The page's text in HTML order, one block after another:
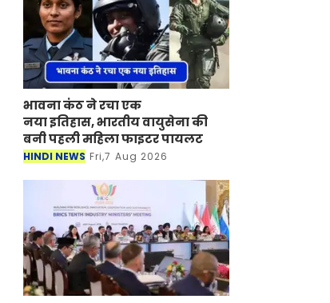
भावना कंठ ने रचा एक
नया इतिहास, भारतीय वायुसेना की
बनी पहली महिला फाइटर पायलट
HINDI NEWS Fri,7 Aug 2026